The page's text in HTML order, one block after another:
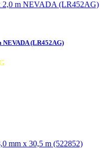
NEVADA (LR452AG)